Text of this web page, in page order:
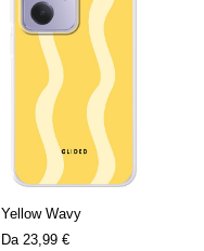
Yellow Wavy
Da 23,99 €